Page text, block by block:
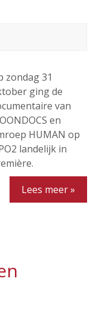
zondag 31
ging de
van
en
HUMAN op
landelijk in
Lees meer »